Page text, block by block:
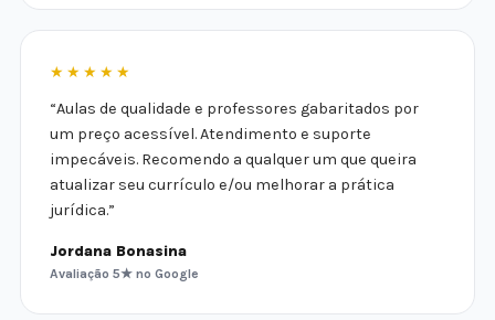
★★★★★
“Aulas de qualidade e professores gabaritados por
um preço acessível. Atendimento e suporte
impecáveis. Recomendo a qualquer um que queira
atualizar seu currículo e/ou melhorar a prática
jurídica.”
Jordana Bonasina
Avaliação 5★ no Google